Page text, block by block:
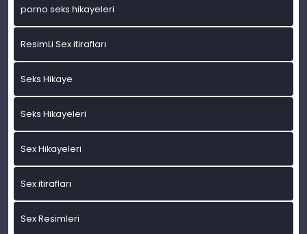
porno seks hikayeleri
ResimLi Sex itirafları
Seks Hikaye
Seks Hikayeleri
Sex Hikayeleri
Sex itirafları
Sex Resimleri